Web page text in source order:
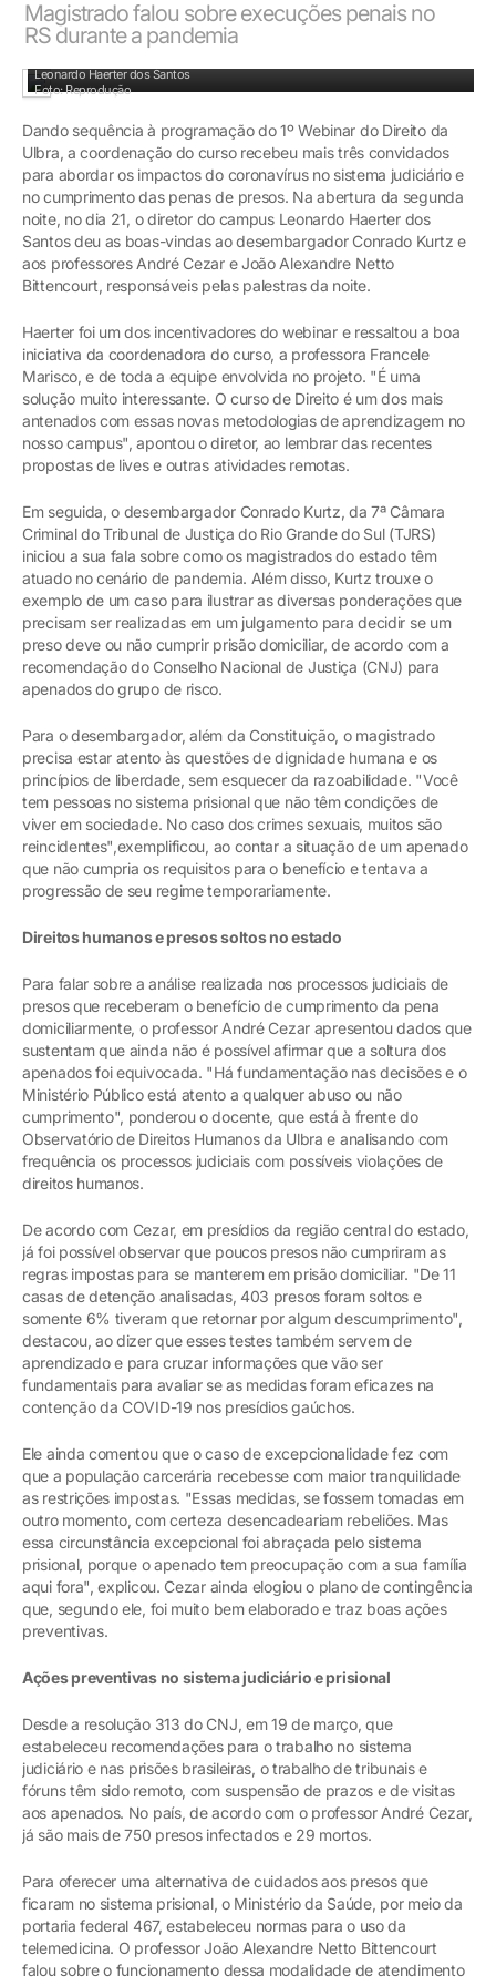
Magistrado falou sobre execuções penais no
RS durante a pandemia
Leonardo Haerter dos Santos
Foto: Reprodução
Dando sequência à programação do 1º Webinar do Direito da
Ulbra, a coordenação do curso recebeu mais três convidados
para abordar os impactos do coronavírus no sistema judiciário e
no cumprimento das penas de presos. Na abertura da segunda
noite, no dia 21, o diretor do campus Leonardo Haerter dos
Santos deu as boas-vindas ao desembargador Conrado Kurtz e
aos professores André Cezar e João Alexandre Netto
Bittencourt, responsáveis pelas palestras da noite.
Haerter foi um dos incentivadores do webinar e ressaltou a boa
iniciativa da coordenadora do curso, a professora Francele
Marisco, e de toda a equipe envolvida no projeto. "É uma
solução muito interessante. O curso de Direito é um dos mais
antenados com essas novas metodologias de aprendizagem no
nosso campus", apontou o diretor, ao lembrar das recentes
propostas de lives e outras atividades remotas.
Em seguida, o desembargador Conrado Kurtz, da 7ª Câmara
Criminal do Tribunal de Justiça do Rio Grande do Sul (TJRS)
iniciou a sua fala sobre como os magistrados do estado têm
atuado no cenário de pandemia. Além disso, Kurtz trouxe o
exemplo de um caso para ilustrar as diversas ponderações que
precisam ser realizadas em um julgamento para decidir se um
preso deve ou não cumprir prisão domiciliar, de acordo com a
recomendação do Conselho Nacional de Justiça (CNJ) para
apenados do grupo de risco.
Para o desembargador, além da Constituição, o magistrado
precisa estar atento às questões de dignidade humana e os
princípios de liberdade, sem esquecer da razoabilidade. "Você
tem pessoas no sistema prisional que não têm condições de
viver em sociedade. No caso dos crimes sexuais, muitos são
reincidentes",exemplificou, ao contar a situação de um apenado
que não cumpria os requisitos para o benefício e tentava a
progressão de seu regime temporariamente.
Direitos humanos e presos soltos no estado
Para falar sobre a análise realizada nos processos judiciais de
presos que receberam o benefício de cumprimento da pena
domiciliarmente, o professor André Cezar apresentou dados que
sustentam que ainda não é possível afirmar que a soltura dos
apenados foi equivocada. "Há fundamentação nas decisões e o
Ministério Público está atento a qualquer abuso ou não
cumprimento", ponderou o docente, que está à frente do
Observatório de Direitos Humanos da Ulbra e analisando com
frequência os processos judiciais com possíveis violações de
direitos humanos.
De acordo com Cezar, em presídios da região central do estado,
já foi possível observar que poucos presos não cumpriram as
regras impostas para se manterem em prisão domiciliar. "De 11
casas de detenção analisadas, 403 presos foram soltos e
somente 6% tiveram que retornar por algum descumprimento",
destacou, ao dizer que esses testes também servem de
aprendizado e para cruzar informações que vão ser
fundamentais para avaliar se as medidas foram eficazes na
contenção da COVID-19 nos presídios gaúchos.
Ele ainda comentou que o caso de excepcionalidade fez com
que a população carcerária recebesse com maior tranquilidade
as restrições impostas. "Essas medidas, se fossem tomadas em
outro momento, com certeza desencadeariam rebeliões. Mas
essa circunstância excepcional foi abraçada pelo sistema
prisional, porque o apenado tem preocupação com a sua família
aqui fora", explicou. Cezar ainda elogiou o plano de contingência
que, segundo ele, foi muito bem elaborado e traz boas ações
preventivas.
Ações preventivas no sistema judiciário e prisional
Desde a resolução 313 do CNJ, em 19 de março, que
estabeleceu recomendações para o trabalho no sistema
judiciário e nas prisões brasileiras, o trabalho de tribunais e
fóruns têm sido remoto, com suspensão de prazos e de visitas
aos apenados. No país, de acordo com o professor André Cezar,
já são mais de 750 presos infectados e 29 mortos.
Para oferecer uma alternativa de cuidados aos presos que
ficaram no sistema prisional, o Ministério da Saúde, por meio da
portaria federal 467, estabeleceu normas para o uso da
telemedicina. O professor João Alexandre Netto Bittencourt
falou sobre o funcionamento dessa modalidade de atendimento